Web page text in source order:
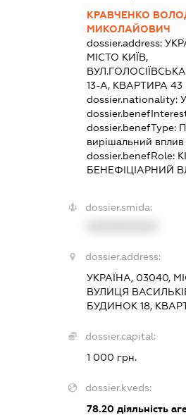
КРАВЧЕНКО
МИКОЛАЙОВИЧ
dossier.address:
МІСТО КИЇВ,
13-А, КВАРТИРА 43
dossier.nationality:
dossier.benefType:
вирішальний вплив
dossier.benefRole:
БЕНЕФІЦІАРНИЙ
dossier.smida:
dossier.address:
УКРАЇНА, 03040,
ВУЛИЦЯ
БУДИНОК 18,
dossier.capital:
1 000 грн.
dossier.kveds:
78.20діяльність